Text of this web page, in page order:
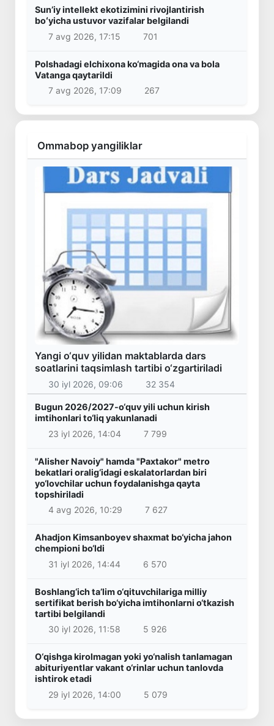
Sunʼiy intellekt ekotizimini rivojlantirish
boʻyicha ustuvor vazifalar belgilandi
7 avg 2026, 17:15
701
Polshadagi elchixona ko‘magida ona va bola
Vatanga qaytarildi
7 avg 2026, 17:09
267
Ommabop yangiliklar
Yangi o‘quv yilidan maktablarda dars
soatlarini taqsimlash tartibi o‘zgartiriladi
30 iyl 2026, 09:06 32 354
Bugun 2026/2027-o‘quv yili uchun kirish
imtihonlari to‘liq yakunlanadi
23 iyl 2026, 14:04
7 799
"Alisher Navoiy" hamda "Paxtakor" metro
bekatlari oralig‘idagi eskalatorlardan biri
yo‘lovchilar uchun foydalanishga qayta
topshiriladi
4 avg 2026, 10:29
7 627
Ahadjon Kimsanboyev shaxmat bo‘yicha jahon
chempioni bo‘ldi
31 iyl 2026, 14:44
6 570
Boshlang‘ich ta’lim o‘qituvchilariga milliy
sertifikat berish bo‘yicha imtihonlarni o‘tkazish
tartibi belgilandi
30 iyl 2026, 11:58
5 926
O‘qishga kirolmagan yoki yo‘nalish tanlamagan
abituriyentlar vakant o‘rinlar uchun tanlovda
ishtirok etadi
29 iyl 2026, 14:00
5 079